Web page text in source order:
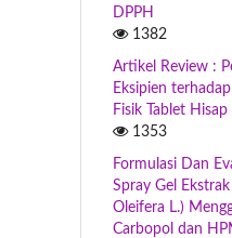
DPPH
1382
Artikel Review :
Eksipien
Fisik Tablet Hisap
1353
Formulasi Dan
Spray Gel
Oleifera L.)
Carbopol dan